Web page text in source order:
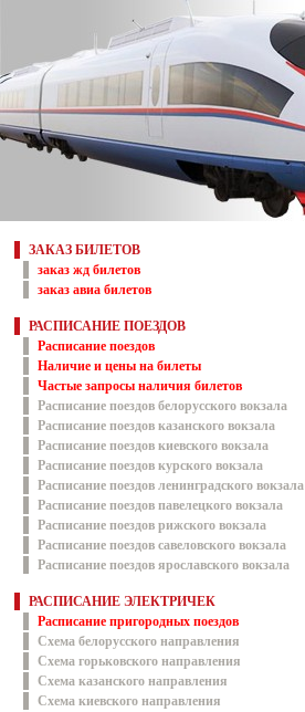
ЗАКАЗ БИЛЕТОВ
заказ жд билетов
заказ авиа билетов
РАСПИСАНИЕ ПОЕЗДОВ
Расписание поездов
Наличие и цены на билеты
Частые запросы наличия билетов
Расписание поездов белорусского вокзала
Расписание поездов казанского вокзала
Расписание поездов киевского вокзала
Расписание поездов курского вокзала
Расписание поездов ленинградского вокзала
Расписание поездов павелецкого вокзала
Расписание поездов рижского вокзала
Расписание поездов савеловского вокзала
Расписание поездов ярославского вокзала
РАСПИСАНИЕ ЭЛЕКТРИЧЕК
Расписание пригородных поездов
Схема белорусского направления
Схема горьковского направления
Схема казанского направления
Схема киевского направления